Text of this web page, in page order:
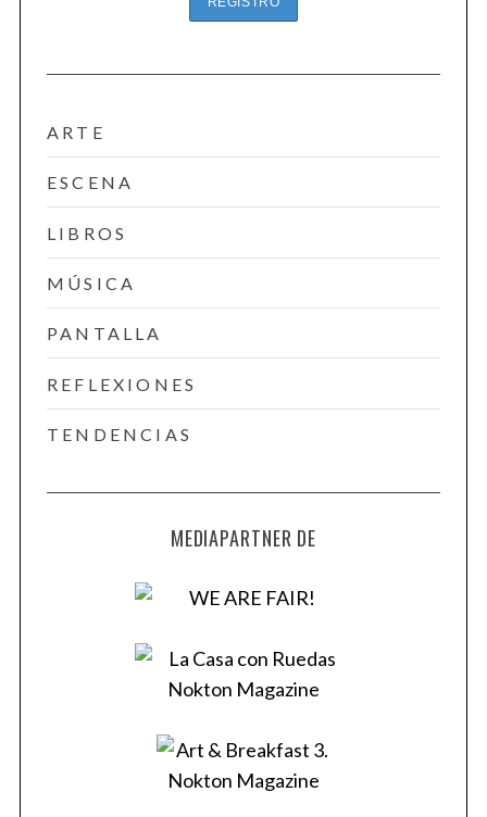
ARTE
ESCENA
LIBROS
MÚSICA
PANTALLA
REFLEXIONES
TENDENCIAS
MEDIAPARTNER DE